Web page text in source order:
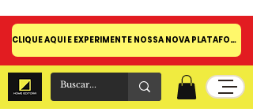
CLIQUE AQUI E EXPERIMENTE NOSSA NOVA PLATAFORMA!